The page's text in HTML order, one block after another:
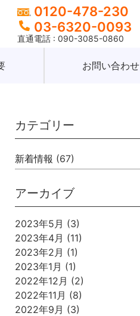
0120-478-230
03-6320-0093
直通電話 : 090-3085-0860
お問い合わせ
カテゴリー
新着情報 (67)
アーカイブ
2023年5月 (3)
2023年4月 (11)
2023年2月 (1)
2023年1月 (1)
2022年12月 (2)
2022年11月 (8)
2022年9月 (3)